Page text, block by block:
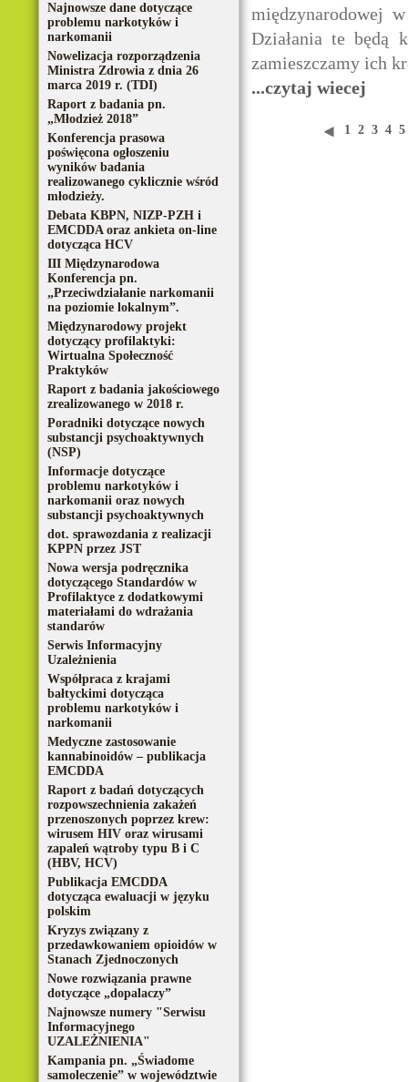
Najnowsze dane dotyczące
problemu narkotyków i
narkomanii
Nowelizacja rozporządzenia
Ministra Zdrowia z dnia 26
marca 2019 r. (TDI)
Raport z badania pn.
„Młodzież 2018”
Konferencja prasowa
poświęcona ogłoszeniu
wyników badania
realizowanego cyklicznie wśród
młodzieży.
Debata KBPN, NIZP-PZH i
EMCDDA oraz ankieta on-line
dotycząca HCV
III Międzynarodowa
Konferencja pn.
„Przeciwdziałanie narkomanii
na poziomie lokalnym”.
Międzynarodowy projekt
dotyczący profilaktyki:
Wirtualna Społeczność
Praktyków
Raport z badania jakościowego
zrealizowanego w 2018 r.
Poradniki dotyczące nowych
substancji psychoaktywnych
(NSP)
Informacje dotyczące
problemu narkotyków i
narkomanii oraz nowych
substancji psychoaktywnych
dot. sprawozdania z realizacji
KPPN przez JST
Nowa wersja podręcznika
dotyczącego Standardów w
Profilaktyce z dodatkowymi
materiałami do wdrażania
standarów
Serwis Informacyjny
Uzależnienia
Współpraca z krajami
bałtyckimi dotycząca
problemu narkotyków i
narkomanii
Medyczne zastosowanie
kannabinoidów – publikacja
EMCDDA
Raport z badań dotyczących
rozpowszechnienia zakażeń
przenoszonych poprzez krew:
wirusem HIV oraz wirusami
zapaleń wątroby typu B i C
(HBV, HCV)
Publikacja EMCDDA
dotycząca ewaluacji w języku
polskim
Kryzys związany z
przedawkowaniem opioidów w
Stanach Zjednoczonych
Nowe rozwiązania prawne
dotyczące „dopalaczy”
Najnowsze numery "Serwisu
Informacyjnego
UZALEŻNIENIA"
Kampania pn. „Świadome
samoleczenie” w województwie
międzynarodowej
Działania te będą
zamieszczamy ich
...czytaj wiecej
1 2 3 4